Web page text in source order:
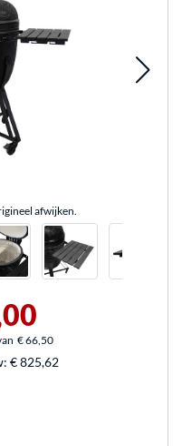
afwijken.
€ 66,50
€ 825,62